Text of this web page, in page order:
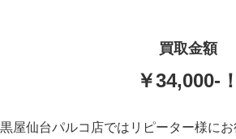
買取金額
￥34,000-！
屋仙台パルコ店ではリピーター様に